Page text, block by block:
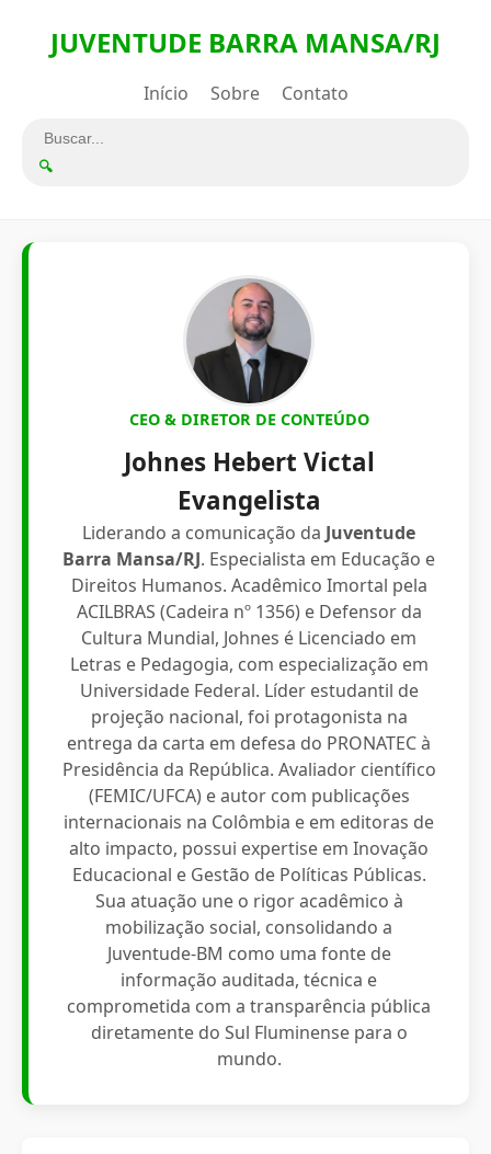
JUVENTUDE BARRA MANSA/RJ
Início Sobre Contato
🔍
CEO & DIRETOR DE CONTEÚDO
Johnes Hebert Victal
Evangelista
Liderando a comunicação da Juventude
Barra Mansa/RJ. Especialista em Educação e
Direitos Humanos. Acadêmico Imortal pela
ACILBRAS (Cadeira nº 1356) e Defensor da
Cultura Mundial, Johnes é Licenciado em
Letras e Pedagogia, com especialização em
Universidade Federal. Líder estudantil de
projeção nacional, foi protagonista na
entrega da carta em defesa do PRONATEC à
Presidência da República. Avaliador científico
(FEMIC/UFCA) e autor com publicações
internacionais na Colômbia e em editoras de
alto impacto, possui expertise em Inovação
Educacional e Gestão de Políticas Públicas.
Sua atuação une o rigor acadêmico à
mobilização social, consolidando a
Juventude-BM como uma fonte de
informação auditada, técnica e
comprometida com a transparência pública
diretamente do Sul Fluminense para o
mundo.